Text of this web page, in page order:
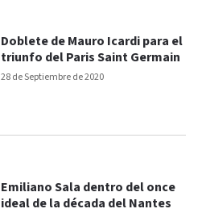
28 de Septiembre de 2020
Doblete de Mauro Icardi para el
triunfo del Paris Saint Germain
Emiliano Sala dentro del once
ideal de la década del Nantes